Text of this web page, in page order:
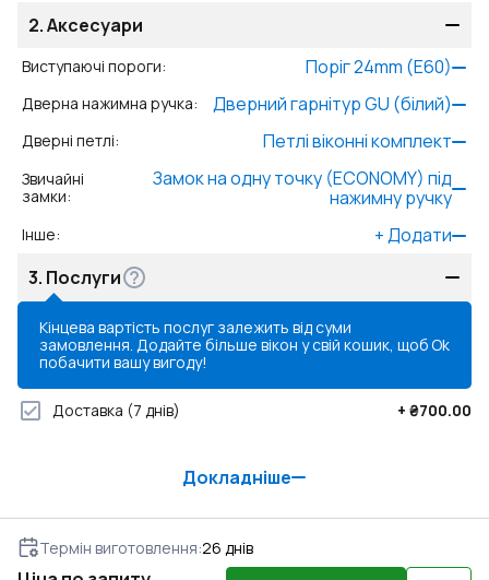
2.Аксесуари
Виступаючі пороги: Поріг 24mm (E60)
Дверна нажимна ручка: Дверний гарнітур GU (білий)
Дверні петлі: Петлі віконні комплект
Звичайні
замки:
Замок на одну точку (ECONOMY) під
нажимну ручку
Інше: +Додати
3. Послуги
Кінцева вартість послуг залежить від суми
замовлення. Додайте більше вікон у свій кошик, щоб
побачити вашу вигоду!
Ok
Доставка (7 днів) + ₴700.00
Докладніше
Термін виготовлення:26 днів